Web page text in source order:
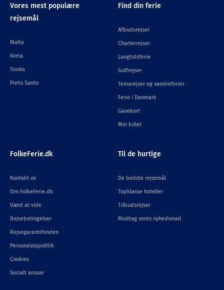
Vores mest populære
rejsemål
Malta
Kreta
Sivota
Porto Santo
Find din ferie
Afbudsrejser
Charterrejser
Langtidsferie
Golfrejser
Temarejser og vandreferier
Ferie i Danmark
Gavekort
Min billet
FolkeFerie.dk
Kontakt os
Om FolkeFerie.dk
Værd at vide
Rejsebetingelser
Rejsegarantifonden
Persondatapolitik
Cookies
Socialt ansvar
Til de hurtige
De bedste rejsemål
Topklasse hoteller
Tilbudsrejser
Modtag vores nyhedsmail